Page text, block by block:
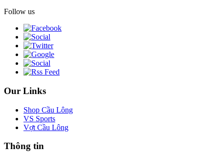
Follow us
Our Links
Shop Cầu Lông
VS Sports
Vợt Cầu Lông
Thông tin